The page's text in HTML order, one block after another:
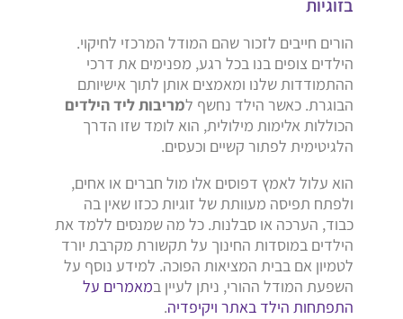
בזוגיות
הורים חייבים לזכור שהם המודל המרכזי לחיקוי.
הילדים צופים בנו בכל רגע, מפנימים את דרכי
ההתמודדות שלנו ומאמצים אותן לתוך אישיותם
הבוגרת. כאשר הילד נחשף למריבות ליד הילדים
הכוללות אלימות מילולית, הוא לומד שזו הדרך
הלגיטימית לפתור קשיים וכעסים.
הוא עלול לאמץ דפוסים אלו מול חברים או אחים,
ולפתח תפיסה מעוותת של זוגיות ככזו שאין בה
כבוד, הערכה או סבלנות. כל מה שמנסים ללמד את
הילדים במוסדות החינוך על תקשורת מקרבת יורד
לטמיון אם בבית המציאות הפוכה. למידע נוסף על
השפעת המודל ההורי, ניתן לעיין במאמרים על
התפתחות הילד באתר ויקיפדיה.